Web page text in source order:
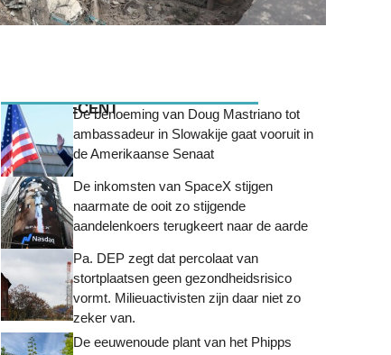
MEEST RECENTDe benoeming van Doug Mastriano tot
ambassadeur in Slowakije gaat vooruit in
de Amerikaanse Senaat
De inkomsten van SpaceX stijgen
naarmate de ooit zo stijgende
aandelenkoers terugkeert naar de aarde
Pa. DEP zegt dat percolaat van
stortplaatsen geen gezondheidsrisico
vormt. Milieuactivisten zijn daar niet zo
zeker van.
De eeuwenoude plant van het Phipps